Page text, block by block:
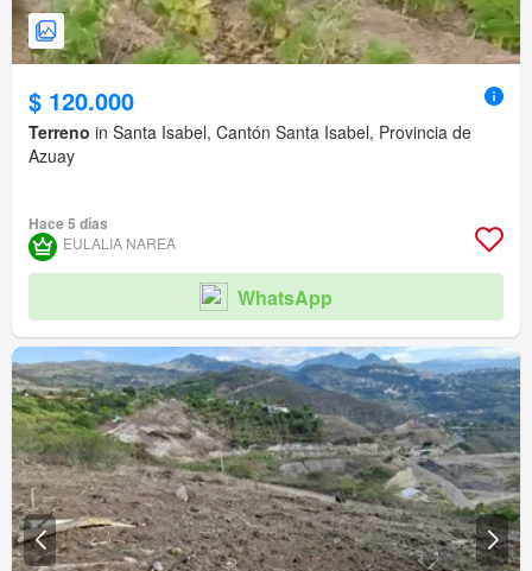
$ 120.000
Terreno in Santa Isabel, Cantón Santa Isabel, Provincia de
Azuay
Hace 5 días
EULALIA NAREA
WhatsApp